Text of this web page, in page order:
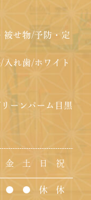
被せ物/予防・定
入れ歯/ホワイト
ーンパーム目黒
金 土 日 祝
● ● 休
休